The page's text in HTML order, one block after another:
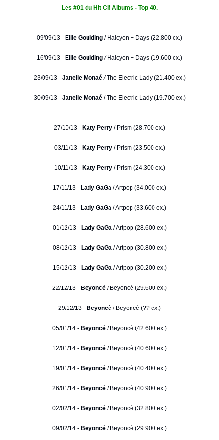
Les #01 du Hit Cif Albums - Top 40.
09/09/13 - Ellie Goulding / Halcyon + Days (22.800 ex.)
16/09/13 - Ellie Goulding /Halcyon + Days (19.600 ex.)
23/09/13 - Janelle Monaé /The Electric Lady (21.400 ex.)
30/09/13 - Janelle Monaé/ The Electric Lady (19.700 ex.)
27/10/13 - Katy Perry / Prism (28.700 ex.)
03/11/13 - Katy Perry/ Prism (23.500 ex.)
10/11/13 - Katy Perry/ Prism (24.300 ex.)
17/11/13 - Lady GaGa / Artpop (34.000 ex.)
24/11/13 - Lady GaGa / Artpop (33.600 ex.)
01/12/13 - Lady GaGa/ Artpop (28.600 ex.)
08/12/13 - Lady GaGa/ Artpop (30.800 ex.)
15/12/13 - Lady GaGa/ Artpop (30.200 ex.)
22/12/13 - Beyoncé / Beyoncé (29.600 ex.)
29/12/13 - Beyoncé / Beyoncé (?? ex.)
05/01/14 - Beyoncé / Beyoncé (42.600 ex.)
12/01/14 - Beyoncé / Beyoncé (40.600 ex.)
19/01/14 - Beyoncé / Beyoncé (40.400 ex.)
26/01/14 - Beyoncé / Beyoncé (40.900 ex.)
02/02/14 - Beyoncé / Beyoncé (32.800 ex.)
09/02/14 - Beyoncé / Beyoncé (29.900 ex.)